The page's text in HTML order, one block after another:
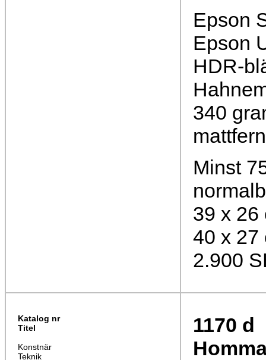
Epson
Epson
HDR-
340
Minst
39 x 26
40 x 27
2.900
Katalog nr
Titel
Konstnär
Teknik
1170 d